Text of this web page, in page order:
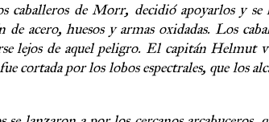
de Morr, decidió apoyarlos y se
acero, huesos y armas oxidadas. Los
lejos de aquel peligro. El capitán Helmut
cortada por los lobos espectrales, que los